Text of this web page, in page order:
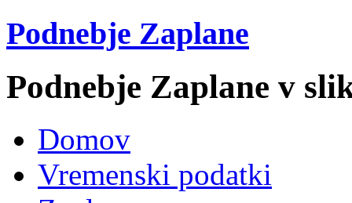
Podnebje Zaplane
Podnebje Zaplane v
Domov
Vremenski podatki